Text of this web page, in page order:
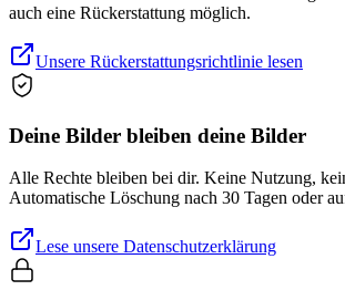
auch eine Rückerstattung möglich.
Unsere Rückerstattungsrichtlinie lesen
Deine Bilder bleiben deine Bilder
Alle Rechte bleiben bei dir. Keine Nutzung,
Automatische Löschung nach 30 Tagen oder
Lese unsere Datenschutzerklärung